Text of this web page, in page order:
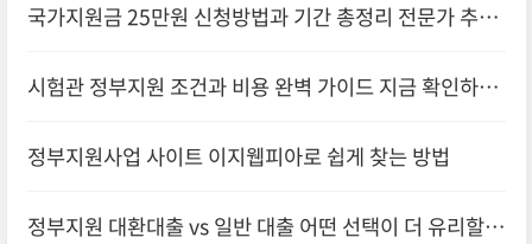
국가지원금 25만원 신청방법과 기간 총정리 전문가 추천
시험관 정부지원 조건과 비용 완벽 가이드 지금 확인하세
정부지원사업 사이트 이지웹피아로 쉽게 찾는 방법
정부지원 대환대출 vs 일반 대출 어떤 선택이 더 유리할까